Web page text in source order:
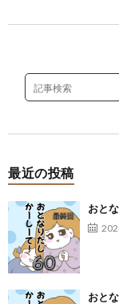
最近の投稿
おと
おと